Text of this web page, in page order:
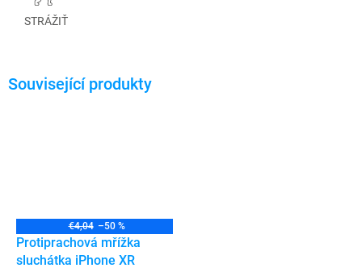
STRÁŽIŤ
€4,04 –50 %
Protiprachová mřížka
sluchátka iPhone XR